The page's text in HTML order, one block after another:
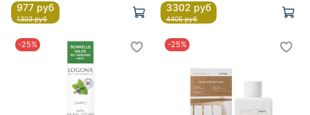
977 руб
1303 руб
3302 руб
4405 руб
-25% -25%